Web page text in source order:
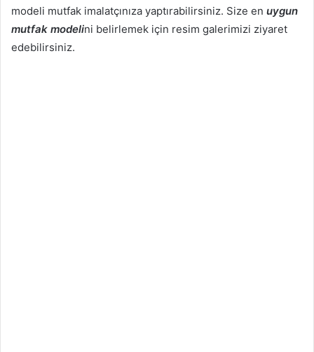
modeli mutfak imalatçınıza yaptırabilirsiniz. Size en uygun
mutfak modelini belirlemek için resim galerimizi ziyaret
edebilirsiniz.